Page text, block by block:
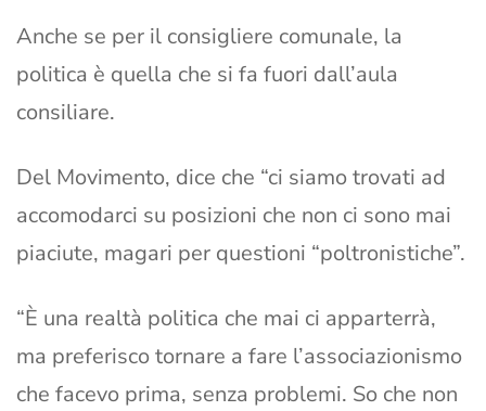
Anche se per il consigliere comunale, la
politica è quella che si fa fuori dall’aula
consiliare.
Del Movimento, dice che “ci siamo trovati ad
accomodarci su posizioni che non ci sono mai
piaciute, magari per questioni “poltronistiche”.
“È una realtà politica che mai ci apparterrà,
ma preferisco tornare a fare l’associazionismo
che facevo prima, senza problemi. So che non